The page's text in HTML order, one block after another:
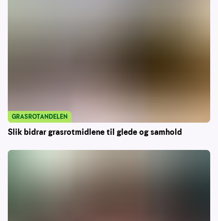
Slik bidrar grasrotmidlene til glede og samhold
GRASROTANDELEN